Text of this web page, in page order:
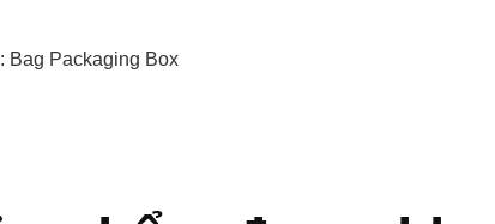
Bag Packaging Box